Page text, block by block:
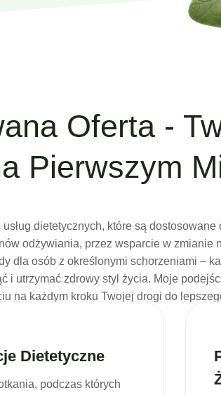
Oferta -
Pierwszym
dietetycznych, które są dostosowane
odżywiania, przez wsparcie w zmianie
dla osób z określonymi schorzeniami –
i utrzymać zdrowy styl życia. Moje
na każdym kroku Twojej drogi do
Dietetyczne
podczas których